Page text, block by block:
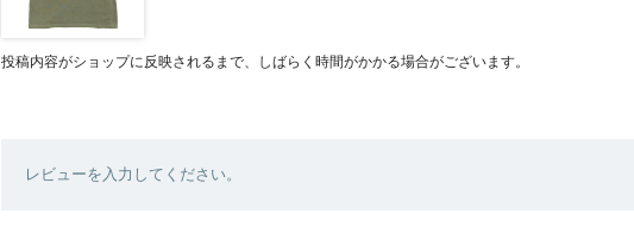
投稿内容がショップに反映されるまで、しばらく時間がかかる場合がございます。
レビューを入力してください。